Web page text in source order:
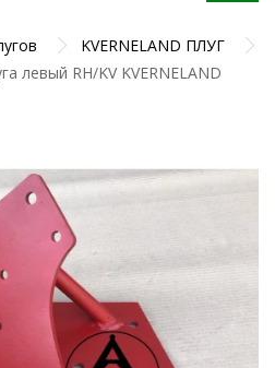
KVERNELAND ПЛУГ
левый RH/KV KVERNELAND